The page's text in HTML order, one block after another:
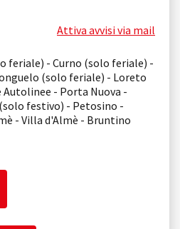
Attiva avvisi via mail
feriale) - Curno (solo feriale) -
(solo feriale) - Loreto
- Porta Nuova -
festivo) - Petosino -
- Villa d'Almè - Bruntino